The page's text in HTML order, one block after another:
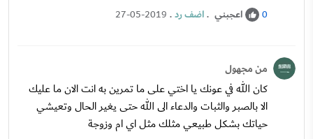
0 اعجبني .اضف رد.
27-05-2019
من مجهول
كان الله في عونك يا اختي على ما تمرين به انت الان ما عليك
الا بالصبر والثبات والدعاء الى الله حتى يغير الحال وتعيشي
حياتك بشكل طبيعي مثلك مثل اي ام وزوجة